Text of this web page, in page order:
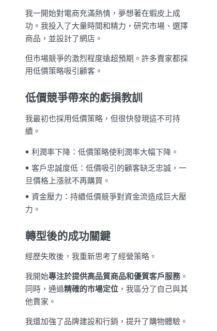
我一開始對電商充滿熱情，夢想著在蝦皮上成
功。我投入了大量時間和精力，研究市場、選擇
商品，並設計了網店。
但市場競爭的激烈程度遠超預期。許多賣家都採
用低價策略吸引顧客。
低價競爭帶來的虧損教訓
我最初也採用低價策略，但很快發現這不可持
續。
利潤率下降：低價策略使利潤率大幅下降。
客戶忠誠度低：低價吸引的顧客缺乏忠誠，一
旦價格上漲就不再購買。
資金壓力：持續低價競爭對資金流造成巨大壓
力。
轉型後的成功關鍵
經歷失敗後，我重新思考了經營策略。
我開始專注於提供高品質商品和優質客戶服務。
同時，通過精確的市場定位 ，我區分了自己與其
他賣家。
我還加強了品牌建設和行銷，提升了購物體驗。